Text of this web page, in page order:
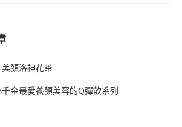
美顏洛神花茶
金最愛養顏美容的Q彈飲系列